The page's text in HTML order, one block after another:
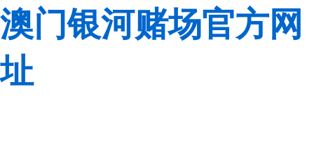
澳门银河赌场官方网
址